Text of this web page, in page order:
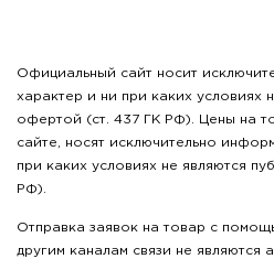
Официальный сайт носит
характер и ни при каких условиях
офертой (ст. 437 ГК РФ). Цены на
сайте, носят исключительно
при каких условиях не являются
РФ).
Отправка заявок на товар с
другим каналам связи не являются